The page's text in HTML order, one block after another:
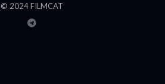
© 2024 FILMCAT